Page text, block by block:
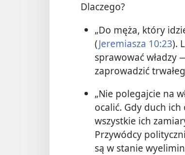
Dlaczego?
„Do męża, który
(Jeremiasza 10:23).
sprawować władzy
zaprowadzić
„Nie polegajcie na
ocalić. Gdy duch
wszystkie ich
Przywódcy
są w stanie